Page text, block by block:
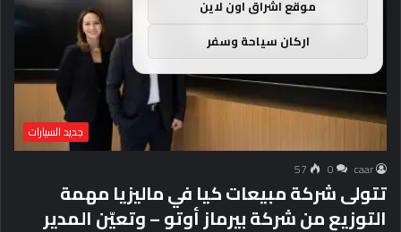
جديد السيارات
caar
0
57
تتولى شركة مبيعات كيا في ماليزيا مهمة
التوزيع من شركة بيرماز أوتو – وتعيّن المدير
موقع اشراق اون لاين
اركان سياحة وسفر